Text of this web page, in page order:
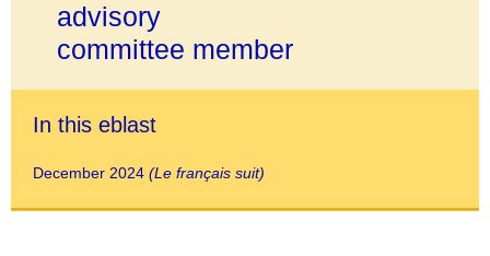
advisory
committee member
In this eblast
December 2024 (Le français suit)